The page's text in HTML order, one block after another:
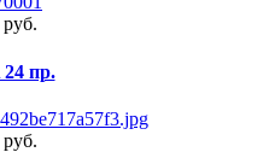
руб.
пр.
руб.